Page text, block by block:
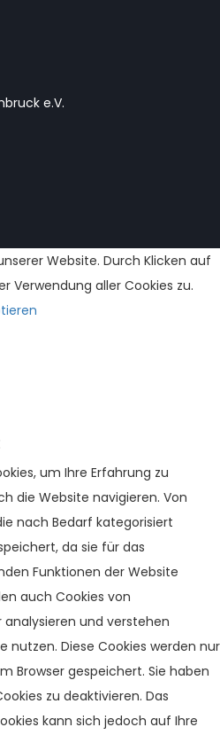
e.V.
Website. Durch Klicken auf
Verwendung aller Cookies zu.
um Ihre Erfahrung zu
die Website navigieren. Von
nach Bedarf kategorisiert
da sie für das
Funktionen der Website
auch Cookies von
und verstehen
nutzen. Diese Cookies werden nur
Browser gespeichert. Sie haben
zu deaktivieren. Das
kann sich jedoch auf Ihre